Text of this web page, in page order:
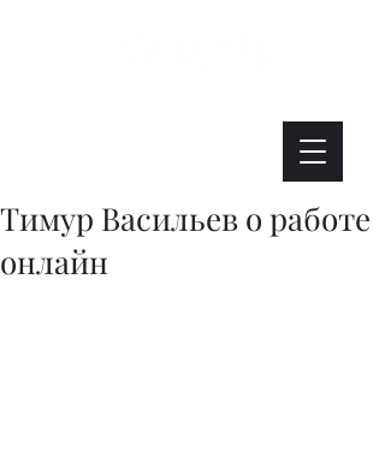
Тимур Васильев о работе
онлайн